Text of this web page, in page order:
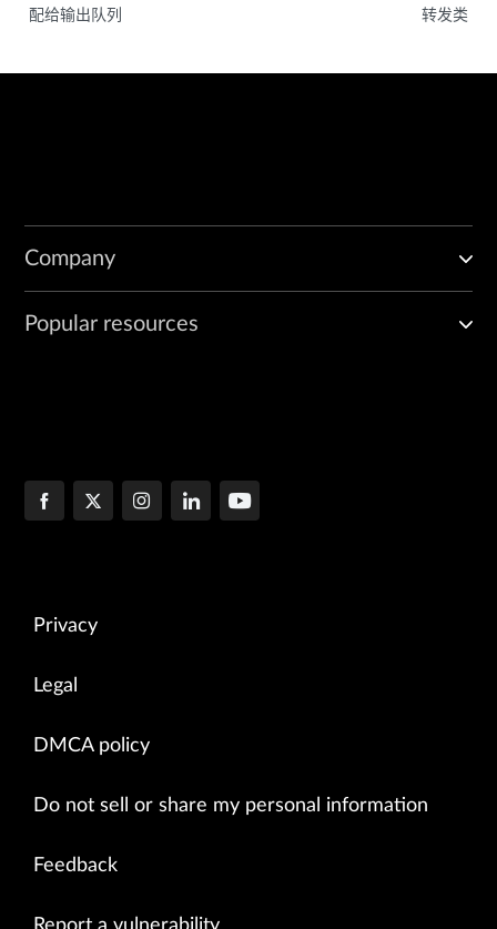
配给输出队列
转发类
Company
Popular resources
Privacy
Legal
DMCA policy
Do not sell or share my personal information
Feedback